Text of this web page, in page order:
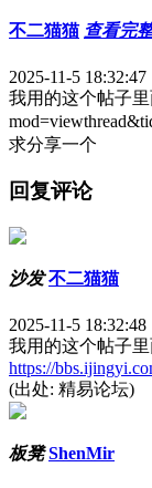
不二猫猫 查看完
2025-11-5 18:32:47
我用的这个帖子里
求分享一个
回复评论
沙发 不二猫猫
2025-11-5 18:32:48
我用的这个帖子
https://
(出处: 精易论坛)
板凳 ShenMir